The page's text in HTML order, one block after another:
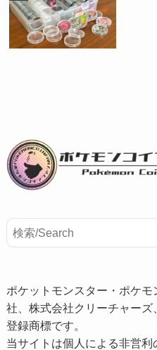
ポケットモンスター・ポケ
社、株式会社クリーチャー
登録商標です。
当サイトは個人による非営